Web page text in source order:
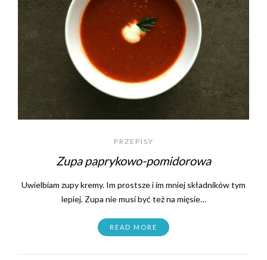
PRZEPISY
Zupa paprykowo-pomidorowa
Uwielbiam zupy kremy. Im prostsze i im mniej składników tym
lepiej. Zupa nie musi być też na mięsie…
READ MORE